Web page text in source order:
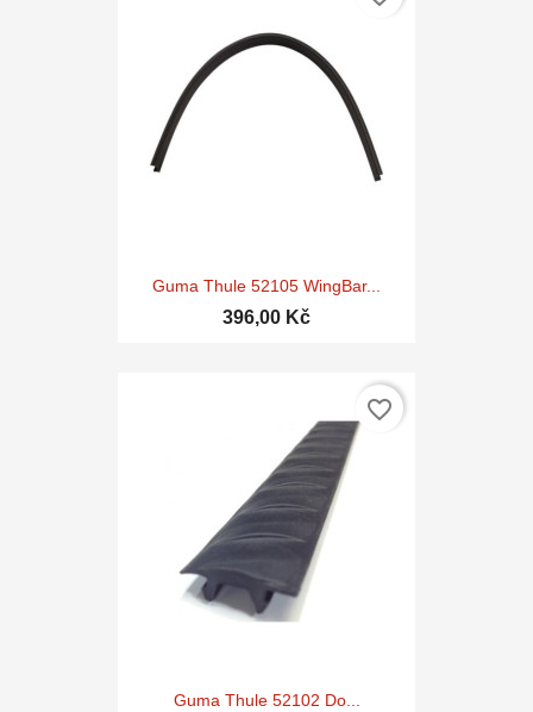
Guma Thule 52105 WingBar...
396,00 Kč
Guma Thule 52102 Do...
favorite_border